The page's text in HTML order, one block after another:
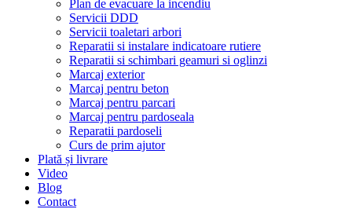
Plan de evacuare la incendiu
Servicii DDD
Servicii toaletari arbori
Reparatii si instalare indicatoare rutiere
Reparatii si schimbari geamuri si oglinzi
Marcaj exterior
Marcaj pentru beton
Marcaj pentru parcari
Marcaj pentru pardoseala
Reparatii pardoseli
Curs de prim ajutor
Plată și livrare
Video
Blog
Contact